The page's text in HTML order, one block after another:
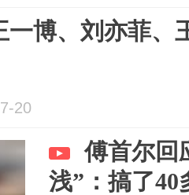
一博、刘亦菲、
20
傅首尔回
浅”：搞了40